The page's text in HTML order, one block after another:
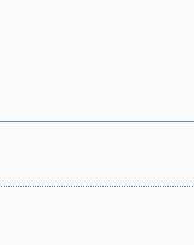
宮城